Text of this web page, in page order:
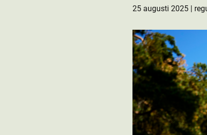
25 augusti 2025|